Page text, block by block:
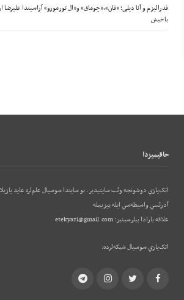
فدرالیزم و آنا دیلی؛ «قان»،«چوماق» و«ال تورموزو» آراسیندا علیرضا
باخیش
حاقيميزدا
اتک‌يازي دوشونجه وئب‌ سايتيدير. بو سايتدا سوسيال علم‌لره عايد
آدرئسي واسيطه‌سي ايله بيزيمله
علاقه يارادا بيلرسينيز:etekyazi@gmail.com
اتک‌يازي سوسيال شبکه‌لرده:
Facebook
Twitter
Instagram
Telegram